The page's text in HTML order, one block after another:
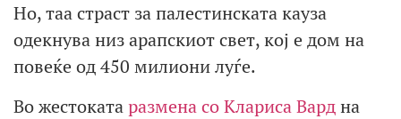
Но, таа страст за палестинската кауза
одекнува низ арапскиот свет, кој е дом на
повеќе од 450 милиони луѓе.
Во жестокатаразмена со Клариса Вардна